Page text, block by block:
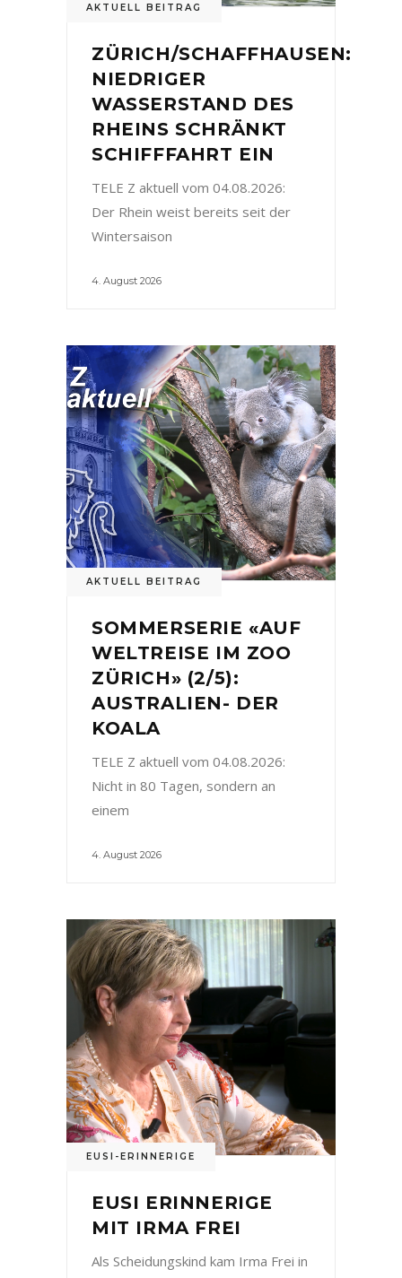
AKTUELL BEITRAG
ZÜRICH/SCHAFFHAUSEN:
NIEDRIGER
WASSERSTAND DES
RHEINS SCHRÄNKT
SCHIFFFAHRT EIN
TELE Z aktuell vom 04.08.2026:
Der Rhein weist bereits seit der
Wintersaison
4. August 2026
AKTUELL BEITRAG
SOMMERSERIE «AUF
WELTREISE IM ZOO
ZÜRICH» (2/5):
AUSTRALIEN- DER
KOALA
TELE Z aktuell vom 04.08.2026:
Nicht in 80 Tagen, sondern an
einem
4. August 2026
EUSI-ERINNERIGE
EUSI ERINNERIGE
MIT IRMA FREI
Als Scheidungskind kam Irma Frei in